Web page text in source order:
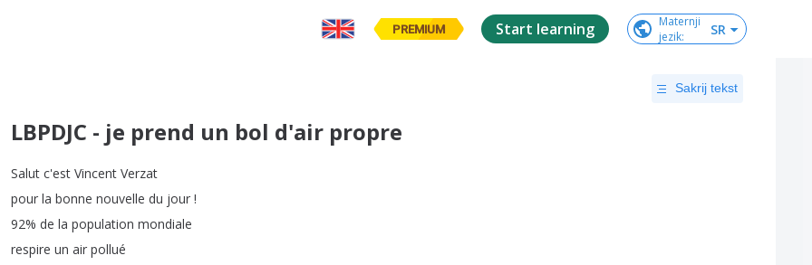
PREMIUM Start learning
Maternji
jezik: SR
Sakrij tekst
LBPDJC - je prend un bol d'air propre
Salut c'est Vincent Verzat
pour la bonne nouvelle du jour !
92% de la population mondiale
respire un air pollué